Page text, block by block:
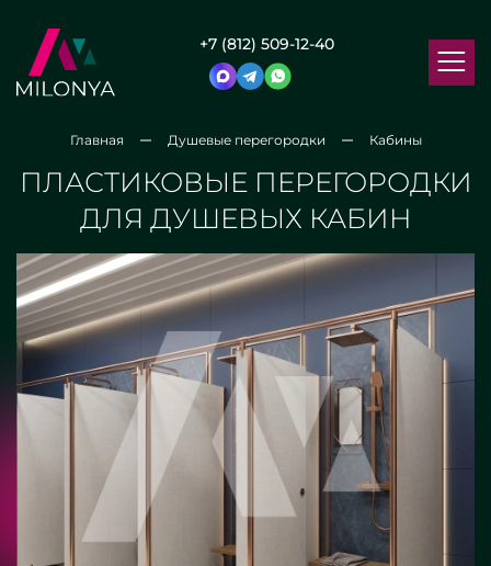
+7 (812) 509-12-40
Главная Душевые перегородки Кабины
ПЛАСТИКОВЫЕ ПЕРЕГОРОДКИ
ДЛЯ ДУШЕВЫХ КАБИН